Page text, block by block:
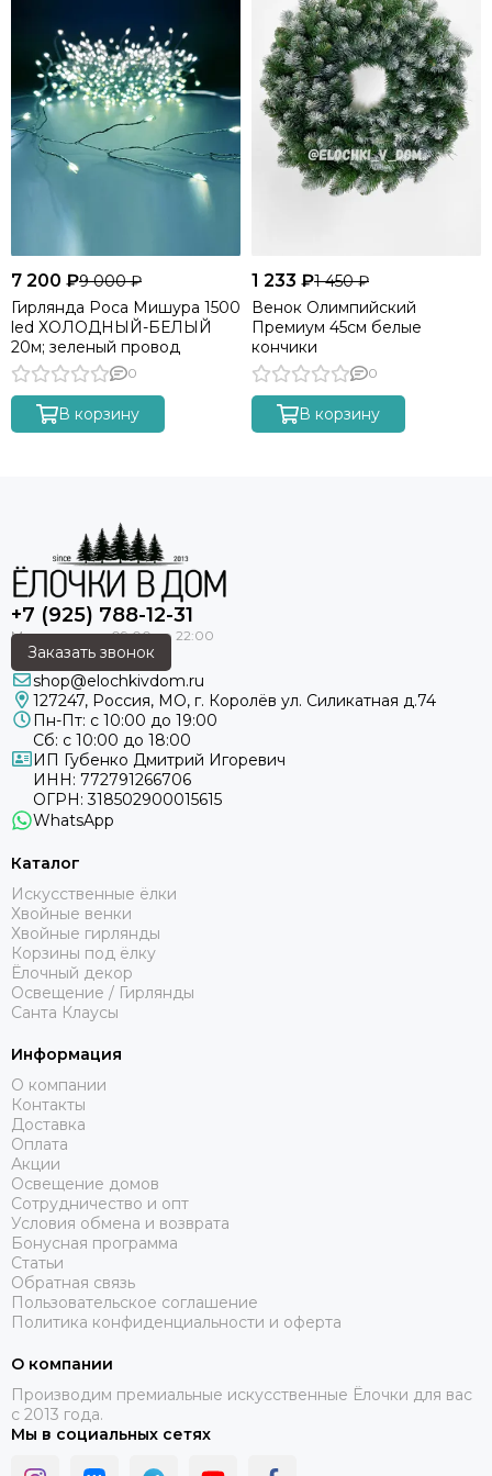
ОТГИБНАЯ СИСТЕМА КРЕПЛЕНИЯ ВЕТОК
Регулируйте угол наклона каждой ветки
индивидуально.
Вниз– для эффекта "тяжёлых" ветвей.
Контролируйте плотность ярусов, создавая
идеальные пропорции.
Надежная конструкция:
выдерживают многократные циклы регулировки и
сохраняют заданную форму на протяжении всего
праздничного сезона
ПРОЧНОСТЬ И НАДЕЖНОСТЬ
КОСТРУКЦИИ
Нержавеющая сталь в основе
Каркас из нержавеющей стали гарантирует
устойчивость к перепадам влажности и температуры.
Ваша ель будет выглядеть безупречно как в уютной
гостиной, так и под открытым небом.
Усиленные оцинкованные ветви
прочность.
Выдерживают даже тяжелый стеклянный декор без
деформации.
Защитное цинковое покрытие предотвращает
7 200 ₽9 000 ₽
Гирлянда Роса Мишура 1500
led ХОЛОДНЫЙ-БЕЛЫЙ
20м; зеленый провод
0
В корзину
1 233 ₽1 450 ₽
Венок Олимпийский
Премиум 45см белые
кончики
0
В корзину
+7 (925) 788-12-31
Заказать звонок
shop@elochkivdom.ru
127247, Россия, МО, г. Королёв ул. Силикатная д.74
Пн-Пт: с 10:00 до 19:00
Сб: с 10:00 до 18:00
ИП Губенко Дмитрий Игоревич
ИНН: 772791266706
ОГРН: 318502900015615
WhatsApp
Каталог
Искусственные ёлки
Хвойные венки
Хвойные гирлянды
Корзины под ёлку
Ёлочный декор
Освещение / Гирлянды
Санта Клаусы
Информация
О компании
Контакты
Доставка
Оплата
Акции
Освещение домов
Сотрудничество и опт
Условия обмена и возврата
Бонусная программа
Статьи
Обратная связь
Пользовательское соглашение
Политика конфиденциальности и оферта
О компании
Производим премиальные искусственные Ёлочки для вас
с 2013 года.
Мы в социальных сетях